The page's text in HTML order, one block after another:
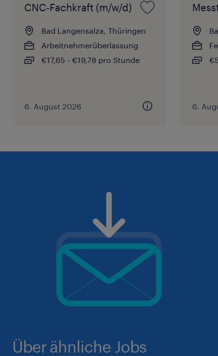
CNC-Fachkraft (m/w/d)
Bad Langensalza, Thüringen
Arbeitnehmerüberlassung
€17,65 - €19,78 pro Stunde
6. August 2026 6.
Über ähnliche Jobs